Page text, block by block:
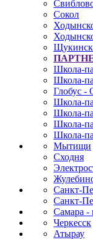
Сокол
Школа-
Школа-
Глобус -
Школа-
Школа-
Школа-
Школа-
Мытищи
Сходня
Санкт-
Санкт-
Самара -
Черкесск
Атырау